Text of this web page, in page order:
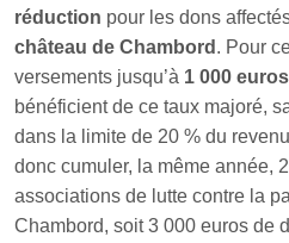
réduction pour les dons
château de Chambord . Pour
versements jusqu’à 1 000 euros
bénéficient de ce taux majoré,
dans la limite de 20 % du
donc cumuler, la même année,
associations de lutte contre la
Chambord, soit 3 000 euros de